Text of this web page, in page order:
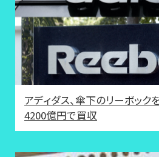
アディダス、傘下のリーボック
4200億円で買収